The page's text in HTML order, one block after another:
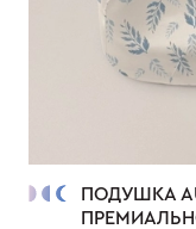
ПОДУШКА